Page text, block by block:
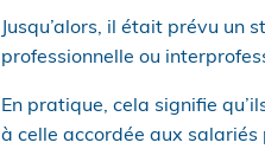
Jusqu’alors, il était prévu
professionnelle ou
En pratique, cela signifie
à celle accordée aux salariés